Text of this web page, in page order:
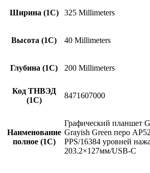
Ширина (1С) 325 Millimeters
Высота (1С) 40 Millimeters
Глубина (1С) 200 Millimeters
Код ТНВЭД
(1С)
8471607000
Наименование
полное (1С)
Графический планшет
Grayish Green перо
PPS/16384 уровней
203.2×127мм/USB-C